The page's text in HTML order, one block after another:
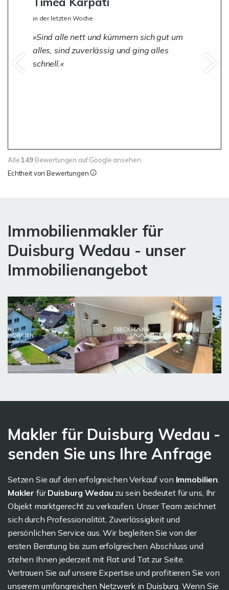
in der letzten Woche
Sind alle nett und kümmern sich gut um
alles, sind zuverlässig und ging alles
schnell.
Alle 149Bewertungen auf Google ansehen
Echtheit von Bewertungen
Immobilienmakler für
Duisburg Wedau - unser
Immobilienangebot
Makler für Duisburg Wedau -
senden Sie uns Ihre Anfrage
Setzen Sie auf den erfolgreichen Verkauf von Immobilien.
Makler fürDuisburg Wedau zu sein bedeutet für uns, Ihr
Objekt marktgerecht zu verkaufen. Unser Team zeichnet
sich durch Professionalität, Zuverlässigkeit und
persönlichen Service aus. Wir begleiten Sie von der
ersten Beratung bis zum erfolgreichen Abschluss und
stehen Ihnen jederzeit mit Rat und Tat zur Seite.
Vertrauen Sie auf unsere Expertise und profitieren Sie von
unserem umfangreichen Netzwerk in Duisburg. Wenn Sie